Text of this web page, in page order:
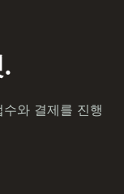
와 결제를 진행